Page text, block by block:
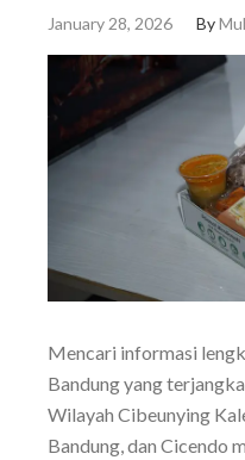
January 28, 2026 By
Mencari informasi
Bandung yang
Wilayah Cibeunying
Bandung, dan Cicendo